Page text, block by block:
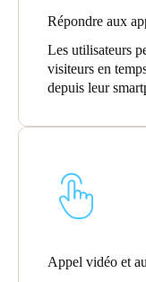
Répondre aux
Les utilisateurs
visiteurs en
depuis leur
Appel vidéo et